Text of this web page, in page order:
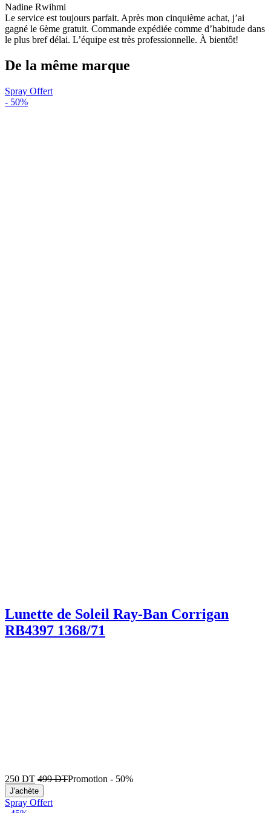
Nadine Rwihmi
Le service est toujours parfait. Après mon cinquième achat, j’ai
gagné le 6ème gratuit. Commande expédiée comme d’habitude dans
le plus bref délai. L’équipe est très professionnelle. À bientôt!
De la même marque
Spray Offert
- 50%
Lunette de Soleil Ray-Ban Corrigan
RB4397 1368/71
250 DT 499DTPromotion - 50%
J'achète
Spray Offert